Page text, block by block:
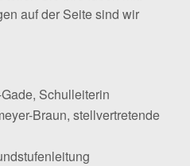
auf der Seite sind wir
Schulleiterin
Braun, stellvertretende